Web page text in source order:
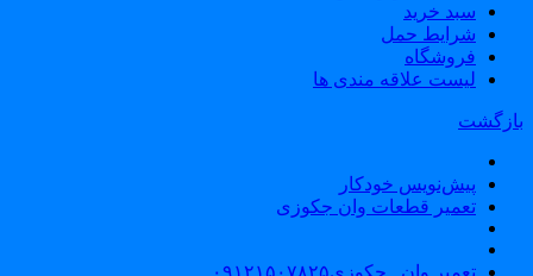
سبد خرید
شرایط حمل
فروشگاه
لیست علاقه مندی ها
پیش‌نویس خودکار
تعمیر قطعات وان جکوزی
تعمیر وان _جکوزی۰۹۱۲۱۵۰۷۸۲۵